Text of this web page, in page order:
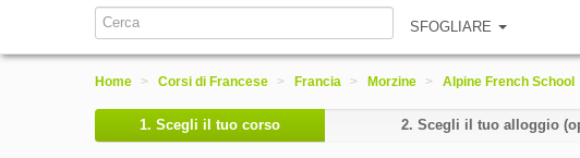
SFOGLIARE
Home > Corsi di Francese > Francia > Morzine > Alpine French School
1. Scegli il tuo corso 2. Scegli il tuo alloggio